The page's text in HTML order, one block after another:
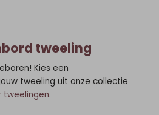
tweeling
Kies een
tweeling uit onze collectie
tweelingen.